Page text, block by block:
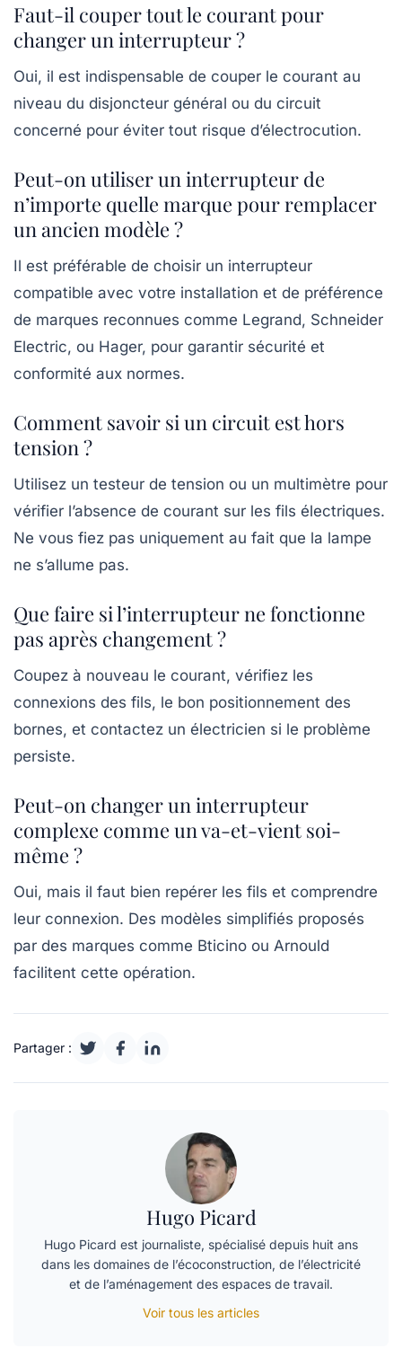
Faut-il couper tout le courant pour
changer un interrupteur ?
Oui, il est indispensable de couper le courant au
niveau du disjoncteur général ou du circuit
concerné pour éviter tout risque d’électrocution.
Peut-on utiliser un interrupteur de
n’importe quelle marque pour remplacer
un ancien modèle ?
Il est préférable de choisir un interrupteur
compatible avec votre installation et de préférence
de marques reconnues comme Legrand, Schneider
Electric, ou Hager, pour garantir sécurité et
conformité aux normes.
Comment savoir si un circuit est hors
tension ?
Utilisez un testeur de tension ou un multimètre pour
vérifier l’absence de courant sur les fils électriques.
Ne vous fiez pas uniquement au fait que la lampe
ne s’allume pas.
Que faire si l’interrupteur ne fonctionne
pas après changement ?
Coupez à nouveau le courant, vérifiez les
connexions des fils, le bon positionnement des
bornes, et contactez un électricien si le problème
persiste.
Peut-on changer un interrupteur
complexe comme un va-et-vient soi-
même ?
Oui, mais il faut bien repérer les fils et comprendre
leur connexion. Des modèles simplifiés proposés
par des marques comme Bticino ou Arnould
facilitent cette opération.
Partager :
Hugo Picard
Hugo Picard est journaliste, spécialisé depuis huit ans
dans les domaines de l’écoconstruction, de l’électricité
et de l’aménagement des espaces de travail.
Voir tous les articles